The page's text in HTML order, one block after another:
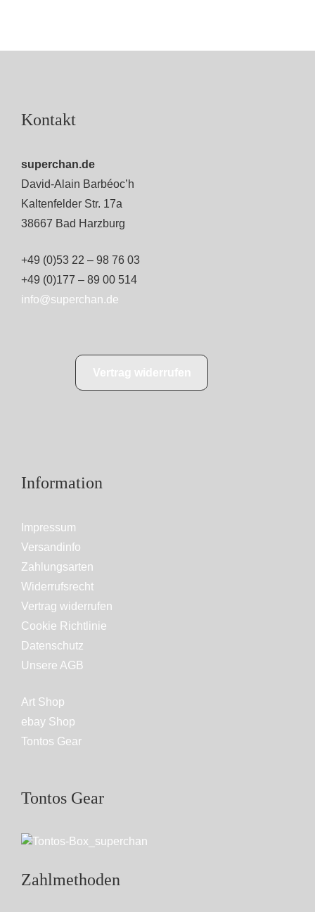
Kontakt
superchan.de
David-Alain Barbéoc’h
Kaltenfelder Str. 17a
38667 Bad Harzburg
+49 (0)53 22 – 98 76 03
+49 (0)177 – 89 00 514
info@superchan.de
Information
Impressum
Versandinfo
Zahlungsarten
Widerrufsrecht
Vertrag widerrufen
Cookie Richtlinie
Datenschutz
Unsere AGB
Art Shop
ebay Shop
Tontos Gear
Tontos Gear
Zahlmethoden